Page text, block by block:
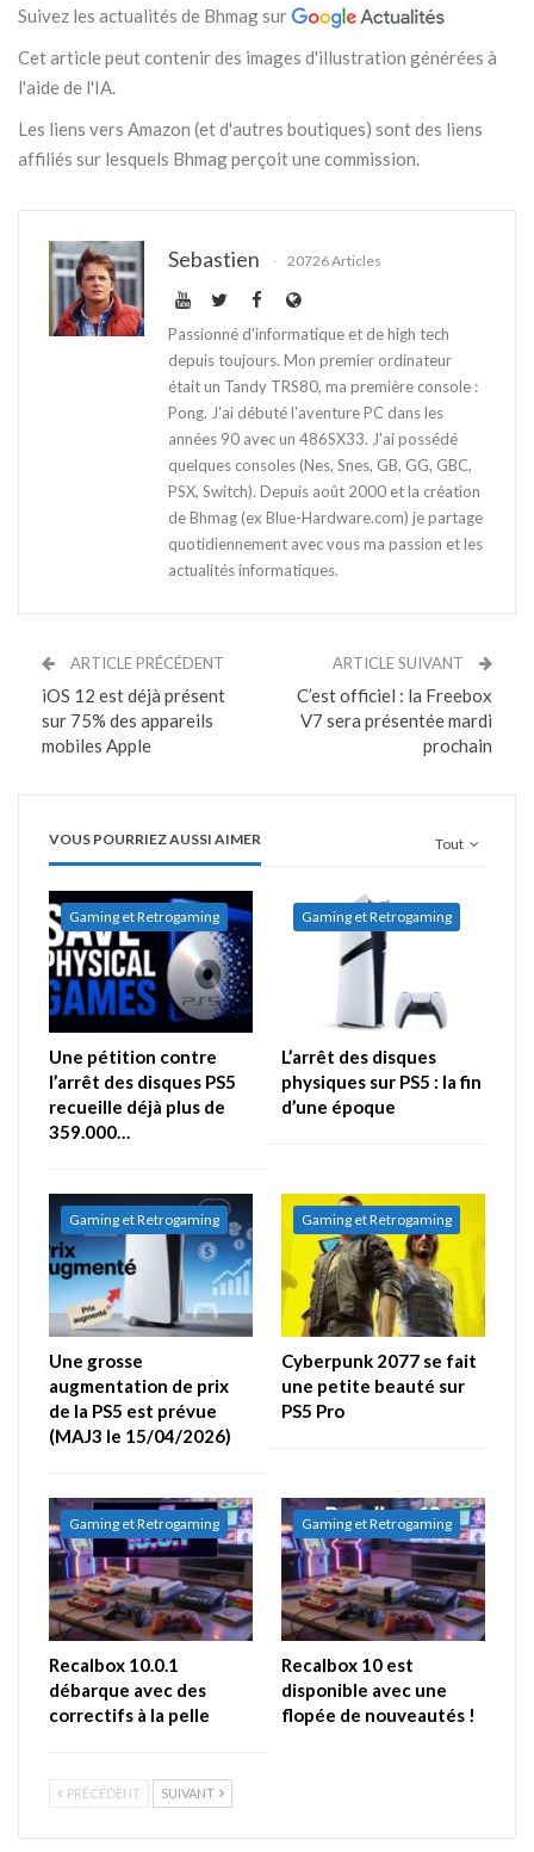
Suivez les actualités de Bhmag sur
Cet article peut contenir des images d'illustration générées à
l'aide de l'IA.
Les liens vers Amazon (et d'autres boutiques) sont des liens
affiliés sur lesquels Bhmag perçoit une commission.
Sebastien 20726 Articles
Passionné d'informatique et de high tech
depuis toujours. Mon premier ordinateur
était un Tandy TRS80, ma première console :
Pong. J'ai débuté l'aventure PC dans les
années 90 avec un 486SX33. J'ai possédé
quelques consoles (Nes, Snes, GB, GG, GBC,
PSX, Switch). Depuis août 2000 et la création
de Bhmag (ex Blue-Hardware.com) je partage
quotidiennement avec vous ma passion et les
actualités informatiques.
ARTICLE PRÉCÉDENT
iOS 12 est déjà présent
sur 75% des appareils
mobiles Apple
ARTICLE SUIVANT
C’est officiel : la Freebox
V7 sera présentée mardi
prochain
Tout
VOUS POURRIEZ AUSSI AIMER
Gaming et Retrogaming
Une pétition contre
l’arrêt des disques PS5
recueille déjà plus de
359.000…
Gaming et Retrogaming
L’arrêt des disques
physiques sur PS5 : la fin
d’une époque
Gaming et Retrogaming
Une grosse
augmentation de prix
de la PS5 est prévue
(MAJ3 le 15/04/2026)
Gaming et Retrogaming
Cyberpunk 2077 se fait
une petite beauté sur
PS5 Pro
Gaming et Retrogaming
Recalbox 10.0.1
débarque avec des
correctifs à la pelle
Gaming et Retrogaming
Recalbox 10 est
disponible avec une
flopée de nouveautés !
PRÉCÉDENT SUIVANT